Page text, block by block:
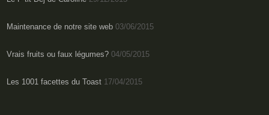
Maintenance de notre site web 03/06/2015
Vrais fruits ou faux légumes? 04/05/2015
Les 1001 facettes du Toast 17/04/2015